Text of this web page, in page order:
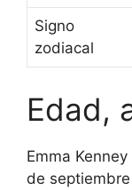
Signo
zodiacal
Edad,
Emma
de